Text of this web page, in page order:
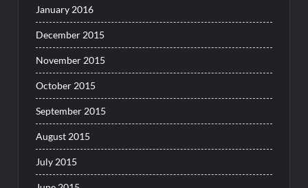
January 2016
December 2015
November 2015
October 2015
September 2015
August 2015
July 2015